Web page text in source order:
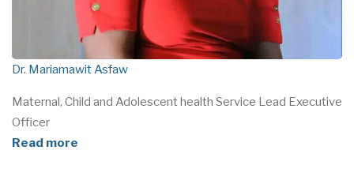
Dr. Mariamawit Asfaw
Maternal, Child and Adolescent health Service Lead Executive
Officer
Read more